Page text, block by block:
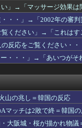
！」「次の首相...
！
も取り上げられ...
ル（海外の反応...
」
パー』に！...
？【MLB】
」エンタメ名...
結果がこちら...
）
す気もない...
「これはすごい...
」→「マッサージ効果
・・」→「2002年の審
ッカー協会解散しよう」
ください」→「これは
値である」
反応をご覧ください・・
・・・」→「あいつが
山の兆し＝韓国の反応
マッチは2敗で終＝韓国
大阪城・桜が描かれ物議